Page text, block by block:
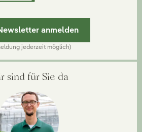
anmelden
jederzeit möglich)
sind für Sie da